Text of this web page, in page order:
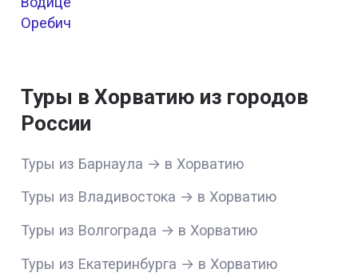
Оребич
Туры в Хорватию из городов
России
Туры из Барнаула → в Хорватию
Туры из Владивостока → в Хорватию
Туры из Волгограда → в Хорватию
Туры из Екатеринбурга → в Хорватию